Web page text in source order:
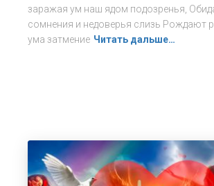
заражая ум наш ядом подозренья,
сомнения и недоверья слизь Рождают
ума затмение Читать дальше…